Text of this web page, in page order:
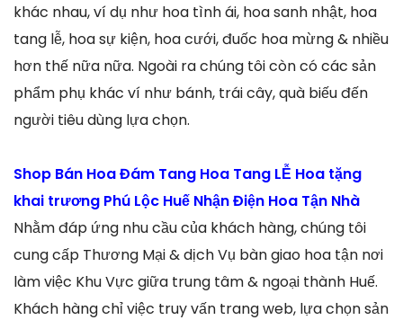
khác nhau, ví dụ như hoa tình ái, hoa sanh nhật, hoa
tang lễ, hoa sự kiện, hoa cưới, đuốc hoa mừng & nhiều
hơn thế nữa nữa. Ngoài ra chúng tôi còn có các sản
phẩm phụ khác ví như bánh, trái cây, quà biếu đến
người tiêu dùng lựa chọn.
Shop Bán Hoa Đám Tang Hoa Tang LỄ Hoa tặng
khai trương Phú Lộc Huế Nhận Điện Hoa Tận Nhà
Nhằm đáp ứng nhu cầu của khách hàng, chúng tôi
cung cấp Thương Mại & dịch Vụ bàn giao hoa tận nơi
làm việc Khu Vực giữa trung tâm & ngoại thành Huế.
Khách hàng chỉ việc truy vấn trang web, lựa chọn sản